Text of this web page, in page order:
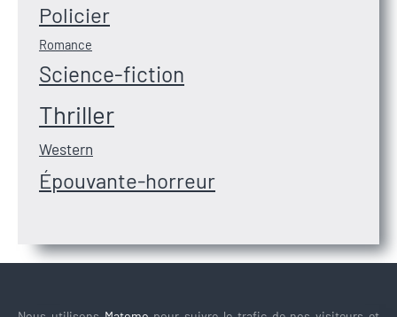
Policier
Romance
Science-fiction
Thriller
Western
Épouvante-horreur